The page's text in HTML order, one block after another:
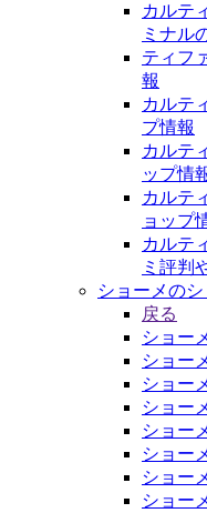
カルテ
ミナル
ティフ
報
カルテ
プ情報
カルテ
ップ情
カルテ
ョップ
カルテ
ミ評判
ショーメの
戻る
ショー
ショー
ショー
ショー
ショー
ショー
ショー
ショー